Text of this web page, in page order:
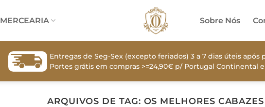
MERCEARIA Sobre Nós
Entregas de Seg-Sex (excepto feriados) 3 a 7 dias úteis após
Portes grátis em compras >=24,90€ p/ Portugal Continental
ARQUIVOS DE TAG: OS MELHORES CABAZES